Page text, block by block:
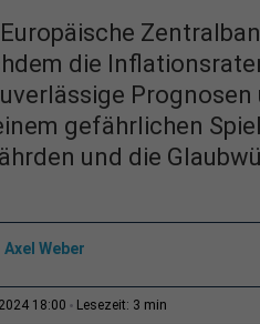
Europäische
die
gefährlichen
und die
Axel Weber
18:00 Lesezeit: 3 min